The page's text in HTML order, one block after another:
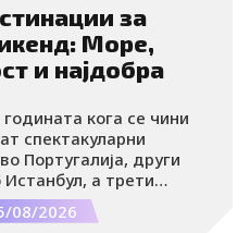
за
Море,
и најдобра
кога се чини
спектакуларни
Португалија, други
а трети
терасите на Кикладите.
е преполн,
08/2026